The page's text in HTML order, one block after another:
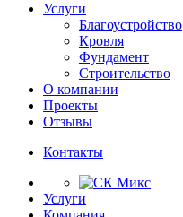
Услуги
Благоустройство
Кровля
Фундамент
Строительство
О компании
Проекты
Отзывы
Контакты
Услуги